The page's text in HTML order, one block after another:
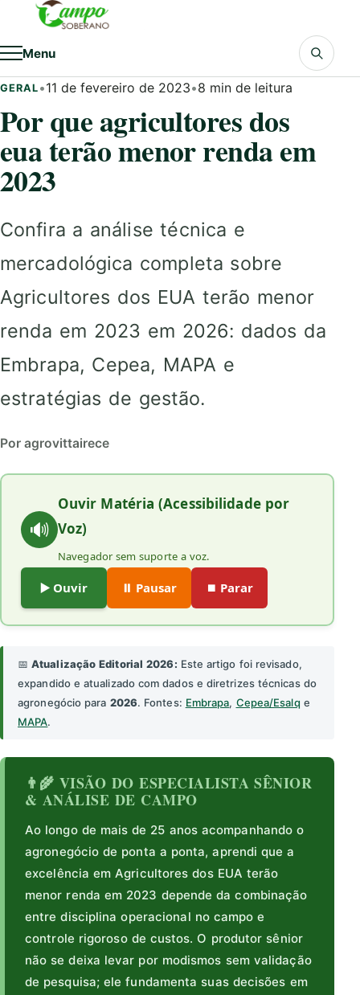
Pular para o conteúdo
Menu
GERAL •11 de fevereiro de 2023•8 min de leitura
Por que agricultores dos
eua terão menor renda em
2023
Confira a análise técnica e
mercadológica completa sobre
Agricultores dos EUA terão menor
renda em 2023 em 2026: dados da
Embrapa, Cepea, MAPA e
estratégias de gestão.
Por agrovittairece
🔊
Ouvir Matéria (Acessibilidade por
Voz)
Navegador sem suporte a voz.
▶️ Ouvir ⏸️ Pausar ⏹️ Parar
📅Atualização Editorial 2026: Este artigo foi revisado,
expandido e atualizado com dados e diretrizes técnicas do
agronegócio para 2026. Fontes: Embrapa, Cepea/Esalq e
MAPA.
👨‍🌾 VISÃO DO ESPECIALISTA SÊNIOR
& ANÁLISE DE CAMPO
Ao longo de mais de 25 anos acompanhando o
agronegócio de ponta a ponta, aprendi que a
excelência em Agricultores dos EUA terão
menor renda em 2023 depende da combinação
entre disciplina operacional no campo e
controle rigoroso de custos. O produtor sênior
não se deixa levar por modismos sem validação
de pesquisa; ele fundamenta suas decisões em